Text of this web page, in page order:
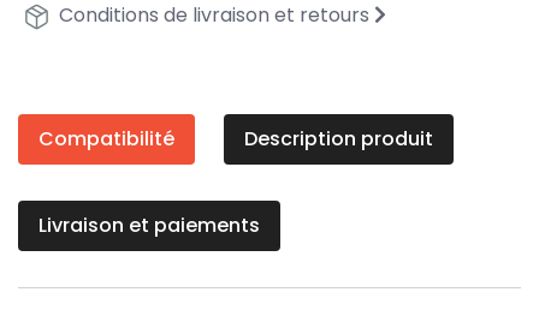
Conditions de livraison et retours
Compatibilité Description produit
Livraison et paiements